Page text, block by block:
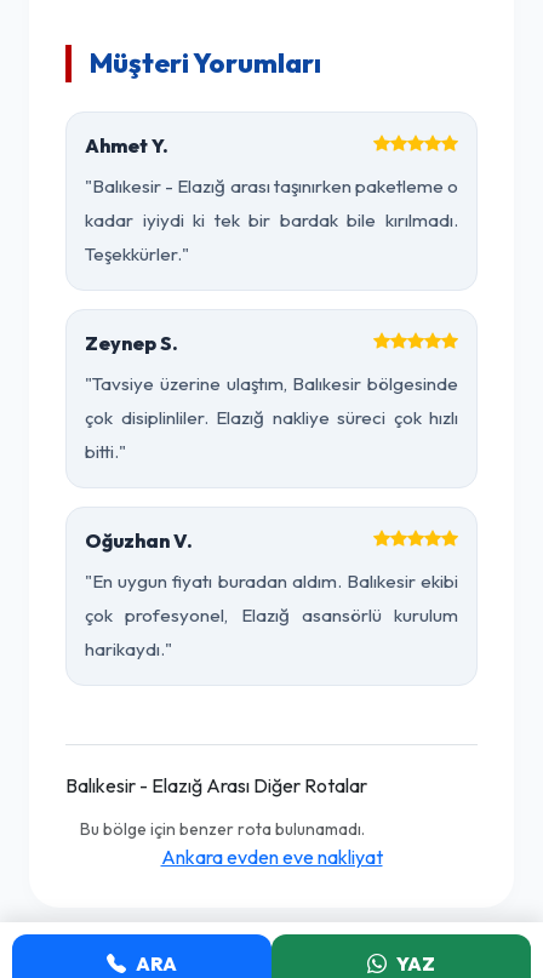
Müşteri Yorumları
Ahmet Y.
"Balıkesir - Elazığ arası taşınırken paketleme o
kadar iyiydi ki tek bir bardak bile kırılmadı.
Teşekkürler."
Zeynep S.
"Tavsiye üzerine ulaştım, Balıkesir bölgesinde
çok disiplinliler. Elazığ nakliye süreci çok hızlı
bitti."
Oğuzhan V.
"En uygun fiyatı buradan aldım. Balıkesir ekibi
çok profesyonel, Elazığ asansörlü kurulum
harikaydı."
Balıkesir - Elazığ Arası Diğer Rotalar
Bu bölge için benzer rota bulunamadı.
Ankara evden eve nakliyat
ARA YAZ